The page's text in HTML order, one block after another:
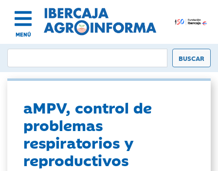
MENÚ
aMPV, control de
problemas
respiratorios y
reproductivos